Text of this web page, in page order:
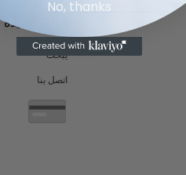
روابط مفيدة
يبحث
اتصل بنا
No, thanks